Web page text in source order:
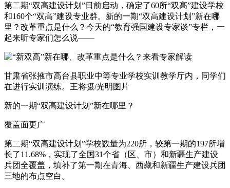
第二期“双高建设计划”日前启动，确定了60所“双高”建设学校
和160个“双高”建设专业群。新的一期“双高建设计划”新在哪
里？改革重点是什么？今天的“教育强国建设专家谈”专栏，一
起来听专家们怎么说——
甘肃省张掖市高台县职业中等专业学校实训教学厅内，同学们
在进行实训演练。王将摄/光明图片
新的一期“双高建设计划”新在哪里？
覆盖面更广
第二期“双高建设计划”学校数量为220所，较第一期的197所增
长了11.68%，实现了全国31个省（区、市）和新疆生产建设
兵团全覆盖，填补了第一期在青海、西藏和新疆生产建设兵团
三地的布点空白。